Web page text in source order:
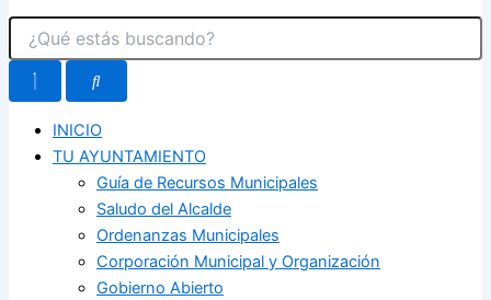
INICIO
TU AYUNTAMIENTO
Guía de Recursos Municipales
Saludo del Alcalde
Ordenanzas Municipales
Corporación Municipal y Organización
Gobierno Abierto